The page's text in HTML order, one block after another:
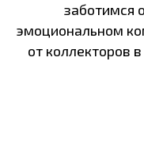
заботимся
эмоциональном
от коллекторов